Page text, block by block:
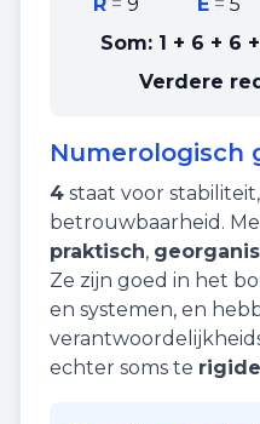
Som: 1 + 6 + 6
Verdere
Numerologisch
4 staat voor stabiliteit,
betrouwbaarheid .
praktisch,
Ze zijn goed in het
en systemen, en
echter soms te rigide